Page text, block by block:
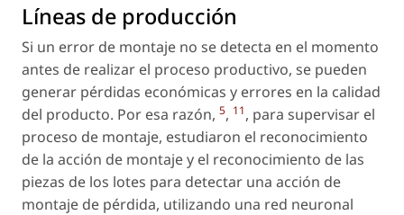
Líneas de producción
Si un error de montaje no se detecta en el momento
antes de realizar el proceso productivo, se pueden
generar pérdidas económicas y errores en la calidad
del producto. Por esa razón, 5, 11, para supervisar el
proceso de montaje, estudiaron el reconocimiento
de la acción de montaje y el reconocimiento de las
piezas de los lotes para detectar una acción de
montaje de pérdida, utilizando una red neuronal